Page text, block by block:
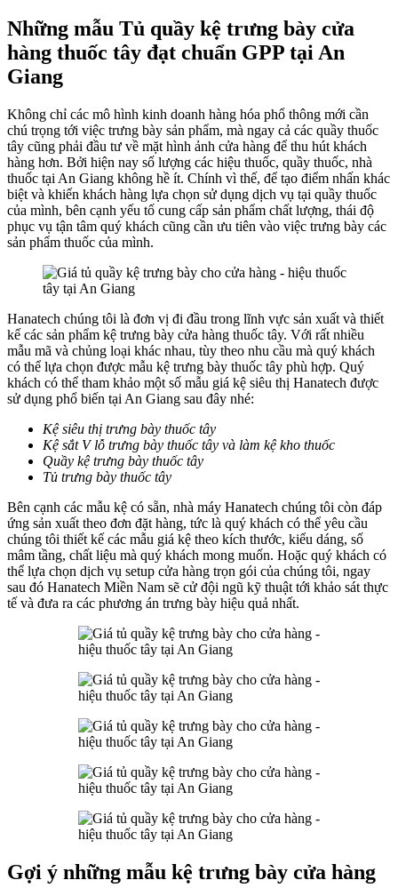
Những mẫu Tủ quầy kệ trưng bày cửa
hàng thuốc tây đạt chuẩn GPP tại An
Giang
Không chỉ các mô hình kinh doanh hàng hóa phổ thông mới cần
chú trọng tới việc trưng bày sản phẩm, mà ngay cả các quầy thuốc
tây cũng phải đầu tư về mặt hình ảnh cửa hàng để thu hút khách
hàng hơn. Bởi hiện nay số lượng các hiệu thuốc, quầy thuốc, nhà
thuốc tại An Giang không hề ít. Chính vì thế, để tạo điểm nhấn khác
biệt và khiến khách hàng lựa chọn sử dụng dịch vụ tại quầy thuốc
của mình, bên cạnh yếu tố cung cấp sản phẩm chất lượng, thái độ
phục vụ tận tâm quý khách cũng cần ưu tiên vào việc trưng bày các
sản phẩm thuốc của mình.
Hanatech chúng tôi là đơn vị đi đầu trong lĩnh vực sản xuất và thiết
kế các sản phẩm kệ trưng bày cửa hàng thuốc tây. Với rất nhiều
mẫu mã và chủng loại khác nhau, tùy theo nhu cầu mà quý khách
có thể lựa chọn được mẫu kệ trưng bày thuốc tây phù hợp. Quý
khách có thể tham khảo một số mẫu giá kệ siêu thị Hanatech được
sử dụng phổ biến tại An Giang sau đây nhé:
Kệ siêu thị trưng bày thuốc tây
Kệ sắt V lỗ trưng bày thuốc tây và làm kệ kho thuốc
Quầy kệ trưng bày thuốc tây
Tủ trưng bày thuốc tây
Bên cạnh các mẫu kệ có sẵn, nhà máy Hanatech chúng tôi còn đáp
ứng sản xuất theo đơn đặt hàng, tức là quý khách có thể yêu cầu
chúng tôi thiết kế các mẫu giá kệ theo kích thước, kiểu dáng, số
mâm tầng, chất liệu mà quý khách mong muốn. Hoặc quý khách có
thể lựa chọn dịch vụ setup cửa hàng trọn gói của chúng tôi, ngay
sau đó Hanatech Miền Nam sẽ cử đội ngũ kỹ thuật tới khảo sát thực
tế và đưa ra các phương án trưng bày hiệu quả nhất.
Gợi ý những mẫu kệ trưng bày cửa hàng